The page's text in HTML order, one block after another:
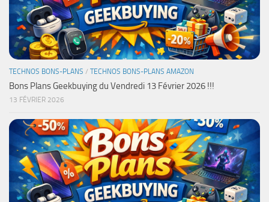
TECHNOS BONS-PLANS / TECHNOS BONS-PLANS AMAZON
Bons Plans Geekbuying du Vendredi 13 Février 2026 !!!
13 FÉVRIER 2026